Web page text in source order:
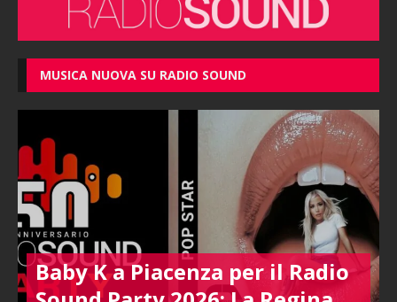
MUSICA NUOVA SU RADIO SOUND
Baby K a Piacenza per il Radio